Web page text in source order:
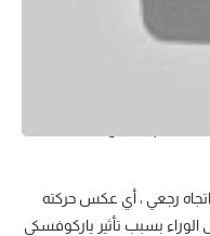
رجعي ، أي عكس حركته
الوراء بسبب تأثير ياركوفسكي